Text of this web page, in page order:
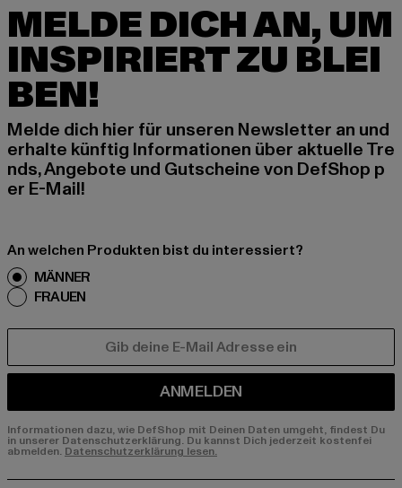
MELDE DICH AN, UM
INSPIRIERT ZU BLEI
BEN!
Melde dich hier für unseren Newsletter an und
erhalte künftig Informationen über aktuelle Tre
nds, Angebote und Gutscheine von DefShop p
er E-Mail!
An welchen Produkten bist du interessiert?
MÄNNER
FRAUEN
ANMELDEN
Informationen dazu, wie DefShop mit Deinen Daten umgeht, findest Du
in unserer Datenschutzerklärung. Du kannst Dich jederzeit kostenfei
abmelden. Datenschutzerklärung lesen.